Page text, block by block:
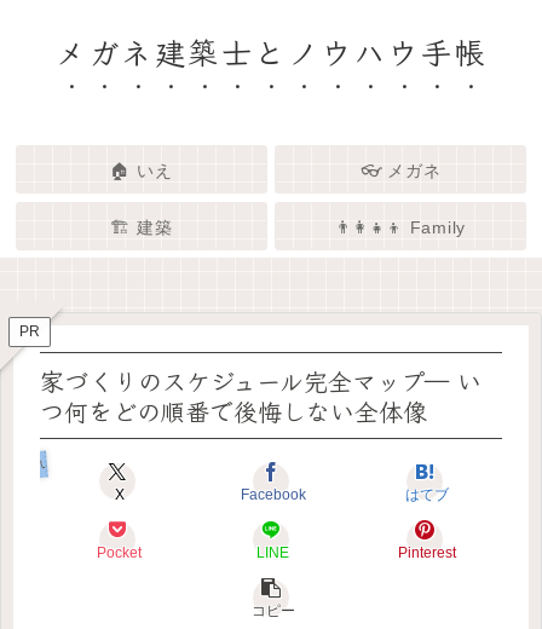
メガネ建築士とノウハウ手帳
🏠 いえ 👓 メガネ
🏗️ 建築 👨‍👩‍👧‍👦 Family
🏠✨ 建築士と考える「いい家」
👓✨ メガネの奥にある「わたし
🏗️✨ 建築 × エンタメで、暮らし
👨‍👩‍👧🌿 Family – 暮らしを育て
PR
家づくりのスケジュール完全マップ― い
つ何をどの順番で後悔しない全体像
いえのキホン
X Facebook はてブ
Pocket LINE Pinterest
コピー